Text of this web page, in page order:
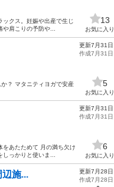
クス。妊娠や出産で生じ
肩こりの予防や...
13
お気に入り
？ マタニティヨガで安産
更新7月31日
作成7月31日
5
お気に入り
をあたためて 月の満ち欠け
っかりと使いま...
更新7月31日
作成7月31日
6
お気に入り
辺施...
更新7月28日
作成7月28日